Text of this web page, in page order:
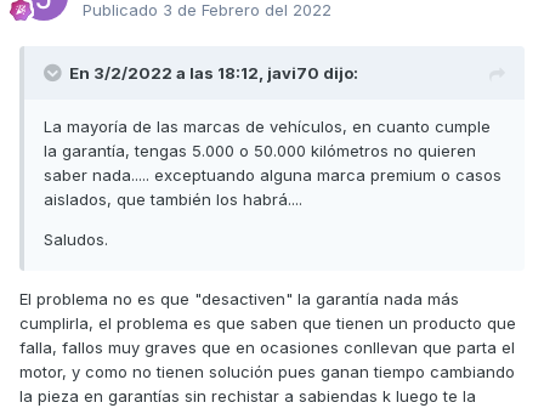
cuando todos estamos viendo como fallan esos embragues
Publicado 3 de Febrero del 2022
En 3/2/2022 a las 18:12, javi70 dijo:
La mayoría de las marcas de vehículos, en cuanto cumple
la garantía, tengas 5.000 o 50.000 kilómetros no quieren
saber nada..... exceptuando alguna marca premium o casos
aislados, que también los habrá....
Saludos.
El problema no es que "desactiven" la garantía nada más
cumplirla, el problema es que saben que tienen un producto que
falla, fallos muy graves que en ocasiones conllevan que parta el
motor, y como no tienen solución pues ganan tiempo cambiando
la pieza en garantías sin rechistar a sabiendas k luego te la